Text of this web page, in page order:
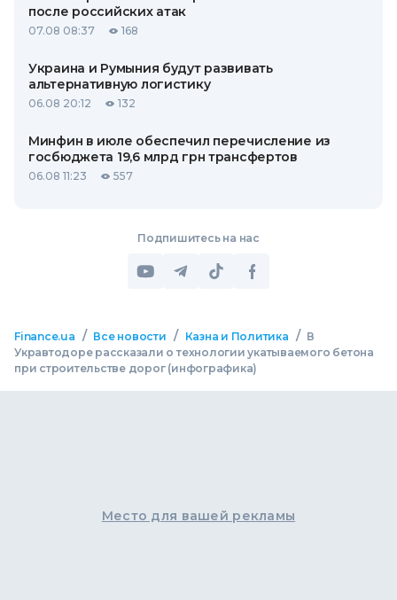
после российских атак
07.08 08:37 168
Украина и Румыния будут развивать
альтернативную логистику
06.08 20:12 132
Минфин в июле обеспечил перечисление из
госбюджета 19,6 млрд грн трансфертов
06.08 11:23 557
Подпишитесь на нас
Finance.ua / Все новости / Казна и Политика / В
Укравтодоре рассказали о технологии укатываемого бетона
при строительстве дорог (инфографика)
Место для вашей рекламы